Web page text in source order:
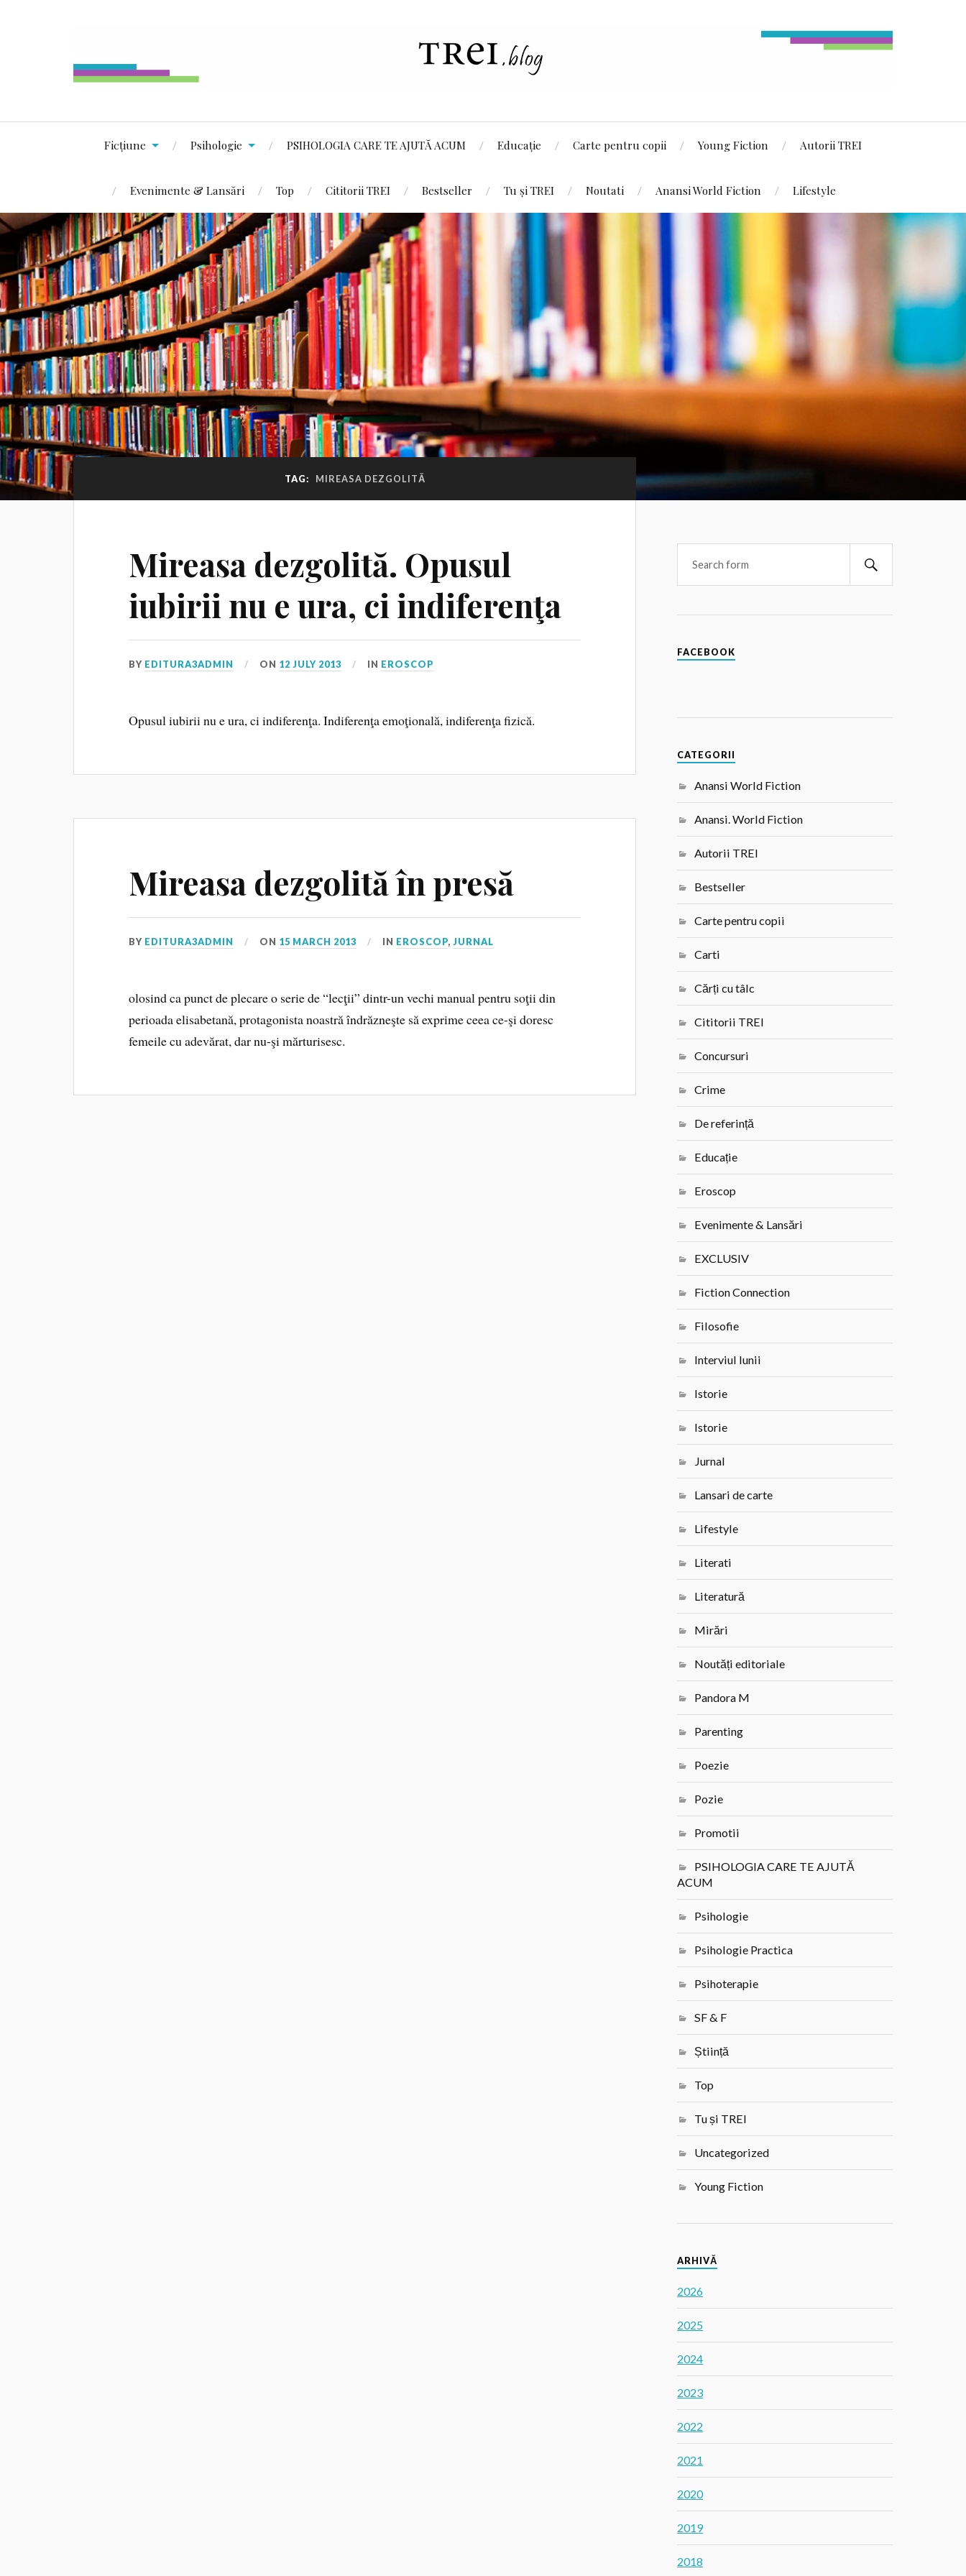
Ficțiune Psihologie PSIHOLOGIA CARE TE AJUTĂ ACUM Educație Carte pentru copii Young Fiction Autorii TREI
Evenimente & Lansări Top Cititorii TREI Bestseller Tu și TREI Noutati Anansi World Fiction Lifestyle
TAG: MIREASA DEZGOLITĂ
Mireasa dezgolită. Opusul
iubirii nu e ura, ci indiferenţa
BY EDITURA3ADMIN ON 12 JULY 2013 IN EROSCOP
Opusul iubirii nu e ura, ci indiferenţa. Indiferenţa emoţională, indiferenţa fizică.
Mireasa dezgolită în presă
BY EDITURA3ADMIN ON 15 MARCH 2013 IN EROSCOP,JURNAL
olosind ca punct de plecare o serie de “lecţii” dintr-un vechi manual pentru soţii din
perioada elisabetană, protagonista noastră îndrăzneşte să exprime ceea ce-şi doresc
femeile cu adevărat, dar nu-şi mărturisesc.
FACEBOOK
CATEGORII
Anansi World Fiction
Anansi. World Fiction
Autorii TREI
Bestseller
Carte pentru copii
Carti
Cărți cu tâlc
Cititorii TREI
Concursuri
Crime
De referință
Educație
Eroscop
Evenimente & Lansări
EXCLUSIV
Fiction Connection
Filosofie
Interviul lunii
Istorie
Istorie
Jurnal
Lansari de carte
Lifestyle
Literati
Literatură
Mirări
Noutăți editoriale
Pandora M
Parenting
Poezie
Pozie
Promotii
PSIHOLOGIA CARE TE AJUTĂ
ACUM
Psihologie
Psihologie Practica
Psihoterapie
SF & F
Știință
Top
Tu și TREI
Uncategorized
Young Fiction
ARHIVĂ
2026
2025
2024
2023
2022
2021
2020
2019
2018